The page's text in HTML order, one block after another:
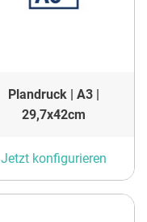
Plandruck | A3 |
29,7x42cm
Jetzt konfigurieren